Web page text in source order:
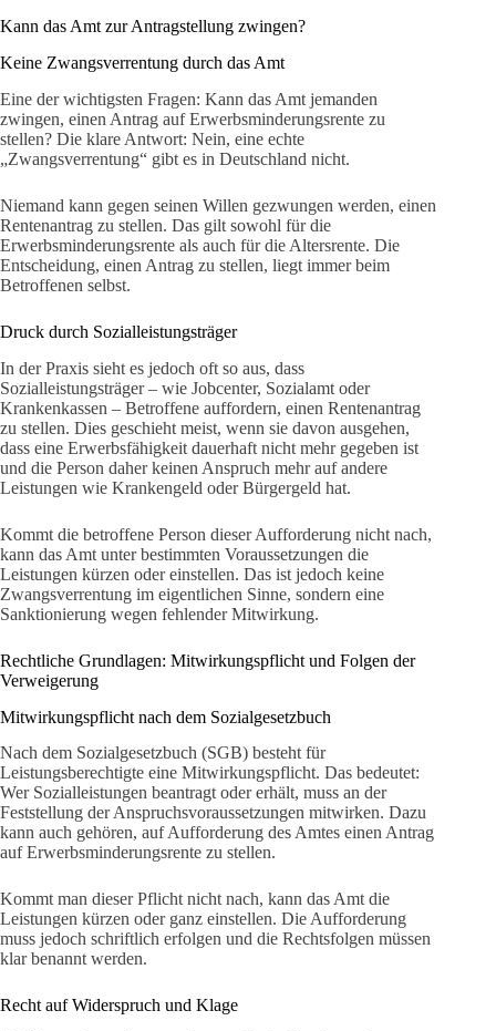
Kann das Amt zur Antragstellung zwingen?
Keine Zwangsverrentung durch das Amt
Eine der wichtigsten Fragen: Kann das Amt jemanden
zwingen, einen Antrag auf Erwerbsminderungsrente zu
stellen? Die klare Antwort: Nein, eine echte
„Zwangsverrentung“ gibt es in Deutschland nicht.
Niemand kann gegen seinen Willen gezwungen werden, einen
Rentenantrag zu stellen. Das gilt sowohl für die
Erwerbsminderungsrente als auch für die Altersrente. Die
Entscheidung, einen Antrag zu stellen, liegt immer beim
Betroffenen selbst.
Druck durch Sozialleistungsträger
In der Praxis sieht es jedoch oft so aus, dass
Sozialleistungsträger – wie Jobcenter, Sozialamt oder
Krankenkassen – Betroffene auffordern, einen Rentenantrag
zu stellen. Dies geschieht meist, wenn sie davon ausgehen,
dass eine Erwerbsfähigkeit dauerhaft nicht mehr gegeben ist
und die Person daher keinen Anspruch mehr auf andere
Leistungen wie Krankengeld oder Bürgergeld hat.
Kommt die betroffene Person dieser Aufforderung nicht nach,
kann das Amt unter bestimmten Voraussetzungen die
Leistungen kürzen oder einstellen. Das ist jedoch keine
Zwangsverrentung im eigentlichen Sinne, sondern eine
Sanktionierung wegen fehlender Mitwirkung.
Rechtliche Grundlagen: Mitwirkungspflicht und Folgen der
Verweigerung
Mitwirkungspflicht nach dem Sozialgesetzbuch
Nach dem Sozialgesetzbuch (SGB) besteht für
Leistungsberechtigte eine Mitwirkungspflicht. Das bedeutet:
Wer Sozialleistungen beantragt oder erhält, muss an der
Feststellung der Anspruchsvoraussetzungen mitwirken. Dazu
kann auch gehören, auf Aufforderung des Amtes einen Antrag
auf Erwerbsminderungsrente zu stellen.
Kommt man dieser Pflicht nicht nach, kann das Amt die
Leistungen kürzen oder ganz einstellen. Die Aufforderung
muss jedoch schriftlich erfolgen und die Rechtsfolgen müssen
klar benannt werden.
Recht auf Widerspruch und Klage